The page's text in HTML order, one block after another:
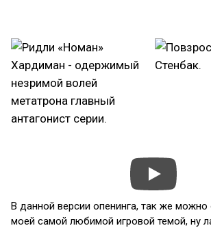
В данной версии опенинга, так же можно
моей самой любимой игровой темой, ну